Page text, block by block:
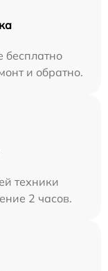
бесплатно
и обратно.
техники
2 часов.